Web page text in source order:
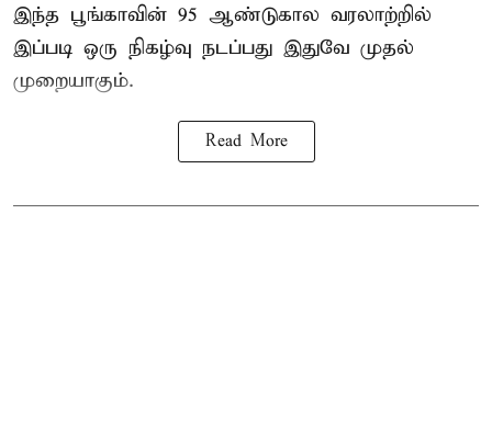
இந்த பூங்காவின் 95 ஆண்டுகால வரலாற்றில்
இப்படி ஒரு நிகழ்வு நடப்பது இதுவே முதல்
முறையாகும்.
Read More